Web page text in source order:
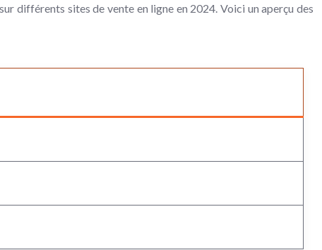
différents sites de vente en ligne en 2024. Voici un aperçu des